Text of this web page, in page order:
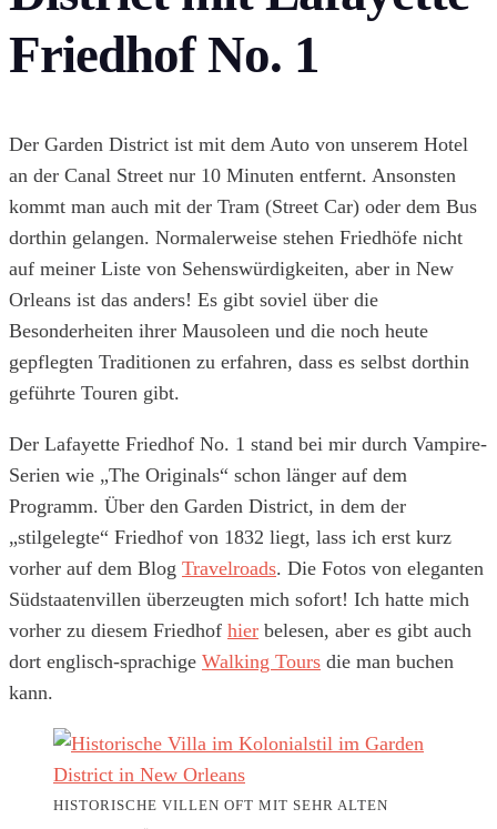
Friedhof No. 1
Der Garden District ist mit dem Auto von unserem Hotel
an der Canal Street nur 10 Minuten entfernt. Ansonsten
kommt man auch mit der Tram (Street Car) oder dem Bus
dorthin gelangen. Normalerweise stehen Friedhöfe nicht
auf meiner Liste von Sehenswürdigkeiten, aber in New
Orleans ist das anders! Es gibt soviel über die
Besonderheiten ihrer Mausoleen und die noch heute
gepflegten Traditionen zu erfahren, dass es selbst dorthin
geführte Touren gibt.
Der Lafayette Friedhof No. 1 stand bei mir durch Vampire-
Serien wie „The Originals“ schon länger auf dem
Programm. Über den Garden District, in dem der
„stilgelegte“ Friedhof von 1832 liegt, lass ich erst kurz
vorher auf dem Blog Travelroads. Die Fotos von eleganten
Südstaatenvillen überzeugten mich sofort! Ich hatte mich
vorher zu diesem Friedhof hier belesen, aber es gibt auch
dort englisch-sprachige Walking Tours die man buchen
kann.
HISTORISCHE VILLEN OFT MIT SEHR ALTEN